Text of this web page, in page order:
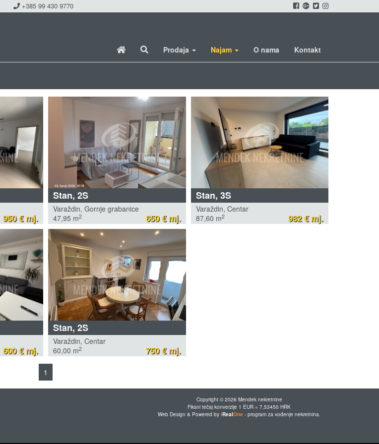
+385 99 430 9770
Prodaja Najam O nama Kontakt
950 € mj.
Stan, 2S
Varaždin, Gornje grabanice
47,95 m2 650 € mj.
Stan, 3S
Varaždin, Centar
87,60 m2 982 € mj.
600 € mj.
Stan, 2S
Varaždin, Centar
60,00 m2 750 € mj.
1
Copyright © 2026 Mendek nekretnine
Fiksni tečaj konverzije 1 EUR = 7,53450 HRK
Web Design & Powered by iRealOne - program za vođenje nekretnina.